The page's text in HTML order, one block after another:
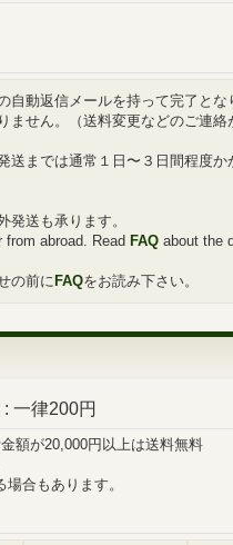
自動返信メールを持って完了とな
ません。（送料変更などのご連絡
送までは通常１日〜３日間程度か
送も承ります。
abroad. Read FAQ about the
の前に FAQをお読み下さい。
: 一律200円
額が20,000円以上は送料無料
合もあります。